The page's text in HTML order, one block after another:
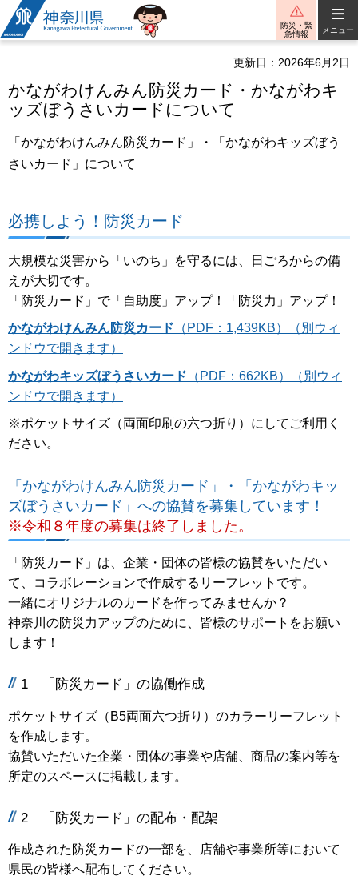
神奈川県
防災・緊
急情報
メニュー
更新日：2026年6月2日
かながわけんみん防災カード・かながわキ
ッズぼうさいカードについて
「かながわけんみん防災カード」・「かながわキッズぼう
さいカード」について
必携しよう！防災カード
大規模な災害から「いのち」を守るには、日ごろからの備
えが大切です。
「防災カード」で「自助度」アップ！「防災力」アップ！
かながわけんみん防災カード （PDF：1,439KB）（別ウィ
ンドウで開きます）
かながわキッズぼうさいカード （PDF：662KB）（別ウィ
ンドウで開きます）
※ポケットサイズ（両面印刷の六つ折り）にしてご利用く
ださい。
「かながわけんみん防災カード」・「かながわキッ
ズぼうさいカード」への協賛を募集しています！
※令和８年度の募集は終了しました。
「防災カード」は、企業・団体の皆様の協賛をいただい
て、コラボレーションで作成するリーフレットです。
一緒にオリジナルのカードを作ってみませんか？
神奈川の防災力アップのために、皆様のサポートをお願い
します！
1 「防災カード」の協働作成
ポケットサイズ（B5両面六つ折り）のカラーリーフレット
を作成します。
協賛いただいた企業・団体の事業や店舗、商品の案内等を
所定のスペースに掲載します。
2 「防災カード」の配布・配架
作成された防災カードの一部を、店舗や事業所等において
県民の皆様へ配布してください。